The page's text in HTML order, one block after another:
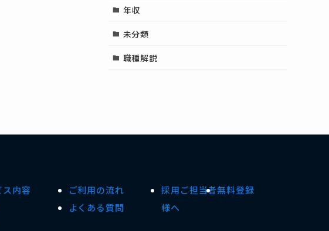
年収
未分類
職種解説
ス内容
ご利用の流れ
よくある質問
採用ご担当者
様へ
無料登録